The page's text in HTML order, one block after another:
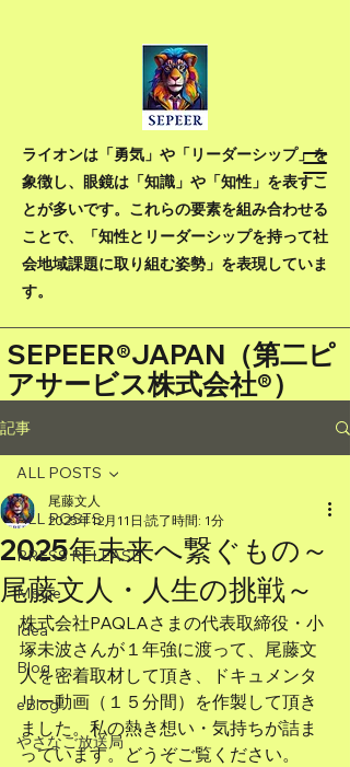
ライオンは「勇気」や「リーダーシップ」を
象徴し、眼鏡は「知識」や「知性」を表すこ
とが多いです。これらの要素を組み合わせる
ことで、「知性とリーダーシップを持って社
会地域課題に取り組む姿勢」を表現していま
す。
SEPEER®JAPAN（第二ピ
アサービス株式会社®）
記事
ALL POSTS
PRESS RELEASE
Movie
Idea
Blog
eBlog
やさなご放送局
ALL POSTS
2025年未来へ繋ぐもの～
尾藤文人・人生の挑戦～
尾藤文人
2025年12月11日 読了時間: 1分
株式会社PAQLAさまの代表取締役・小
塚未波さんが１年強に渡って、尾藤文
人を密着取材して頂き、ドキュメンタ
リー動画（１５分間）を作製して頂き
ました。私の熱き想い・気持ちが詰ま
っています。どうぞご覧ください。